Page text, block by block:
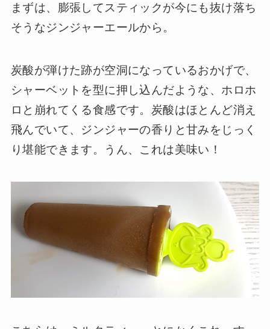
まずは、膨張してスティックが今にも抜け落ち
そうなジンジャーエールから。
炭酸が弾けた跡が空洞になっているおかげで、
シャーベットを型に押し込んだような、ホロホ
ロと崩れてくる食感です。炭酸はほとんど消え
飛んでいて、ジンジャーの香りと甘みをじっく
り堪能できます。うん、これは美味い！